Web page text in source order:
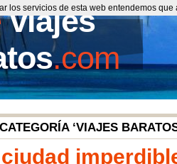
viajes
.com
‘VIAJES
los servicios de esta web entendemos